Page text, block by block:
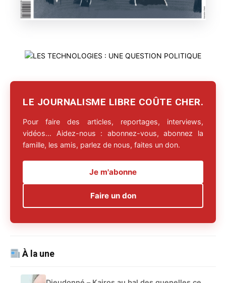
LE JOURNALISME LIBRE COÛTE CHER.
Pour faire des articles, reportages, interviews,
vidéos… Aidez-nous : abonnez-vous, abonnez la
famille, les amis, parlez de nous, faites un don.
Je m'abonne
Faire un don
À la une